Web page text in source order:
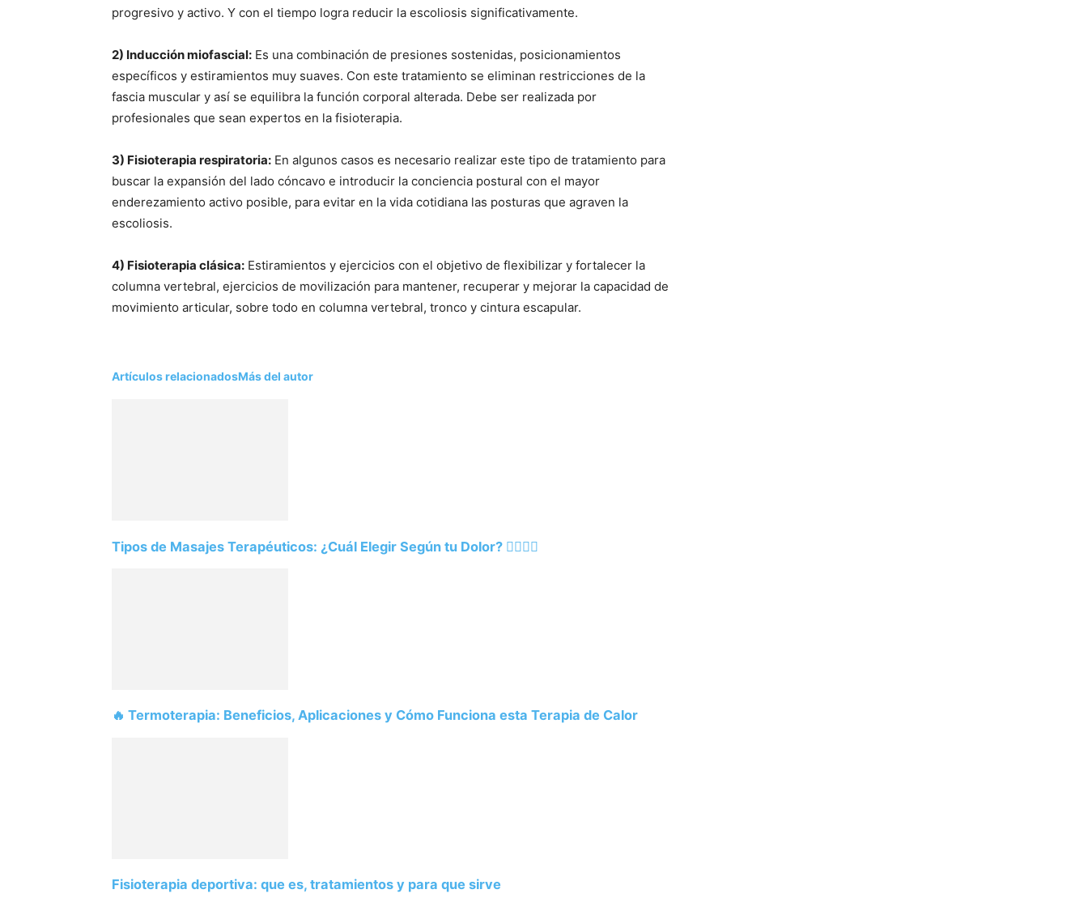
progresivo y activo. Y con el tiempo logra reducir la escoliosis significativamente.
2) Inducción miofascial: Es una combinación de presiones sostenidas, posicionamientos
específicos y estiramientos muy suaves. Con este tratamiento se eliminan restricciones de la
fascia muscular y así se equilibra la función corporal alterada. Debe ser realizada por
profesionales que sean expertos en la fisioterapia.
3) Fisioterapia respiratoria: En algunos casos es necesario realizar este tipo de tratamiento para
buscar la expansión del lado cóncavo e introducir la conciencia postural con el mayor
enderezamiento activo posible, para evitar en la vida cotidiana las posturas que agraven la
escoliosis.
4) Fisioterapia clásica: Estiramientos y ejercicios con el objetivo de flexibilizar y fortalecer la
columna vertebral, ejercicios de movilización para mantener, recuperar y mejorar la capacidad de
movimiento articular, sobre todo en columna vertebral, tronco y cintura escapular.
Artículos relacionadosMás del autor
Tipos de Masajes Terapéuticos: ¿Cuál Elegir Según tu Dolor? 💆‍♂️💆‍♀️
🔥 Termoterapia: Beneficios, Aplicaciones y Cómo Funciona esta Terapia de Calor
Fisioterapia deportiva: que es, tratamientos y para que sirve